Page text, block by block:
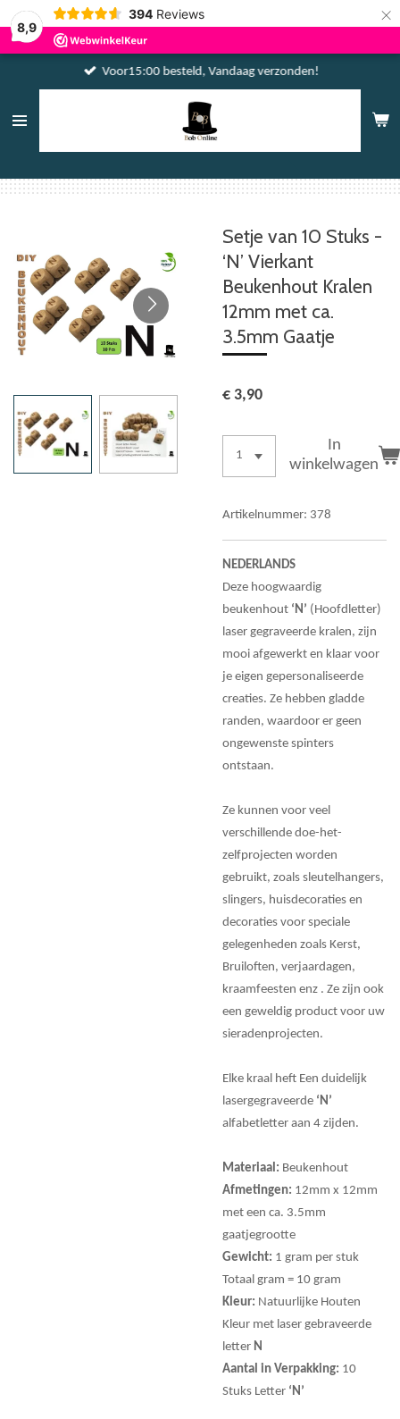
8,9
394 Reviews ×
Voor15:00 besteld, Vandaag verzonden!
Setje van 10 Stuks -
‘N’ Vierkant
Beukenhout Kralen
12mm met ca.
3.5mm Gaatje
€ 3,90
In
winkelwagen
Artikelnummer: 378
NEDERLANDS
Deze hoogwaardig
beukenhout ‘N’ (Hoofdletter)
laser gegraveerde kralen, zijn
mooi afgewerkt en klaar voor
je eigen gepersonaliseerde
creaties. Ze hebben gladde
randen, waardoor er geen
ongewenste spinters
ontstaan.
Ze kunnen voor veel
verschillende doe-het-
zelfprojecten worden
gebruikt, zoals sleutelhangers,
slingers, huisdecoraties en
decoraties voor speciale
gelegenheden zoals Kerst,
Bruiloften, verjaardagen,
kraamfeesten enz . Ze zijn ook
een geweldig product voor uw
sieradenprojecten.
Elke kraal heft Een duidelijk
lasergegraveerde ‘N’
alfabetletter aan 4 zijden.
Materiaal: Beukenhout
Afmetingen: 12mm x 12mm
met een ca. 3.5mm
gaatjegrootte
Gewicht: 1 gram per stuk
Totaal gram = 10 gram
Kleur: Natuurlijke Houten
Kleur met laser gebraveerde
letter N
Aantal in Verpakking: 10
Stuks Letter ‘N’